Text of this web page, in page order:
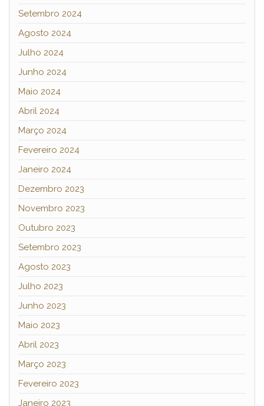
Setembro 2024
Agosto 2024
Julho 2024
Junho 2024
Maio 2024
Abril 2024
Março 2024
Fevereiro 2024
Janeiro 2024
Dezembro 2023
Novembro 2023
Outubro 2023
Setembro 2023
Agosto 2023
Julho 2023
Junho 2023
Maio 2023
Abril 2023
Março 2023
Fevereiro 2023
Janeiro 2023